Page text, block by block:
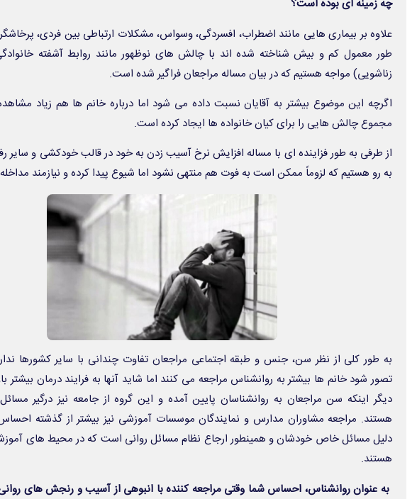
چه زمینه ای بوده است؟
علاوه بر بیماری هایی مانند اضطراب، افسردگی، وسواس، مشکلات ارتباطی بین فردی،
طور معمول کم و بیش شناخته شده اند با چالش های نوظهور مانند روابط آشفته
زناشویی) مواجه هستیم که در بیان مساله مراجعان فراگیر شده است.
اگرچه این موضوع بیشتر به آقایان نسبت داده می شود اما درباره خانم ها هم زیاد
مجموع چالش هایی را برای کیان خانواده ها ایجاد کرده است.
از طرفی به طور فزاینده ای با مساله افزایش نرخ آسیب زدن به خود در قالب خودکشی و سایر
به رو هستیم که لزوماً ممکن است به فوت هم منتهی نشود اما شیوع پیدا کرده و نیازمند
به طور کلی از نظر سن، جنس و طبقه اجتماعی مراجعان تفاوت چندانی با سایر کشورها
تصور شود خانم ها بیشتر به روانشناس مراجعه می کنند اما شاید آنها به فرایند درمان بیشتر
دیگر اینکه سن مراجعان به روانشناسان پایین آمده و این گروه از جامعه نیز درگیر
هستند. مراجعه مشاوران مدارس و نمایندگان موسسات آموزشی نیز بیشتر از گذشته
دلیل مسائل خاص خودشان و همینطور ارجاع نظام مسائل روانی است که در محیط های
هستند.
به عنوان روانشناس، احساس شما وقتی مراجعه کننده با انبوهی از آسیب و رنجش های